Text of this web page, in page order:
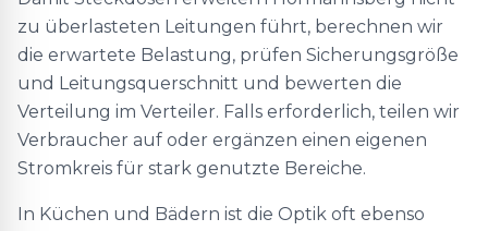
zu überlasteten Leitungen führt, berechnen wir
die erwartete Belastung, prüfen Sicherungsgröße
und Leitungsquerschnitt und bewerten die
Verteilung im Verteiler. Falls erforderlich, teilen wir
Verbraucher auf oder ergänzen einen eigenen
Stromkreis für stark genutzte Bereiche.
In Küchen und Bädern ist die Optik oft ebenso